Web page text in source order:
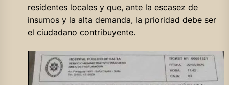
residentes locales y que, ante la escasez de
insumos y la alta demanda, la prioridad debe ser
el ciudadano contribuyente.